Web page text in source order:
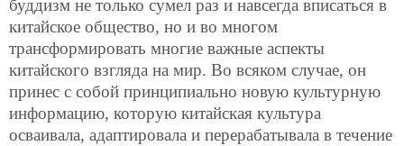
буддизм не только сумел раз и навсегда вписаться в
китайское общество, но и во многом
трансформировать многие важные аспекты
китайского взгляда на мир. Во всяком случае, он
принес с собой принципиально новую культурную
информацию, которую китайская культура
осваивала, адаптировала и перерабатывала в течение